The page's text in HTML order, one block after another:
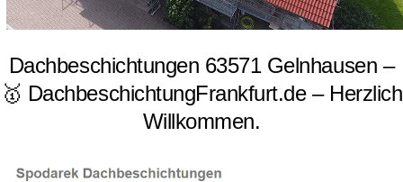
Dachbeschichtungen 63571 Gelnhausen –
🥇 DachbeschichtungFrankfurt.de – Herzlich
Willkommen.